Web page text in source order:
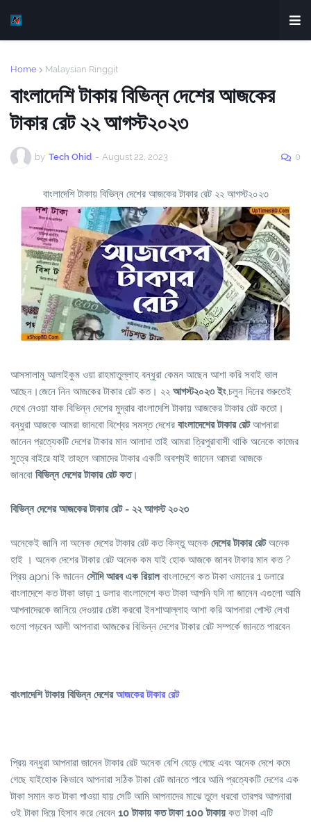
Home Malaysian Ringgit
বাংলাদেশি টাকায় বিভিন্ন দেশের আজকের
টাকার রেট ২২ আগস্ট২০২৩
by Tech Ohid - August 22, 2023 0
বাংলাদেশি টাকায় বিভিন্ন দেশের আজকের টাকার রেট ২২ আগস্ট২০২৩
আসসালামু আলাইকুম ওয়া রাহমাতুল্লাহ বন্ধুরা কেমন আছেন আশা করি সবাই ভাল
আছেন।জেনে নিন আজকের টাকার রেট কত। ২২ আগস্ট২০২৩ ইং,চলুন দিনের শুরুতেই
দেখে নেওয়া যাক বিভিন্ন দেশের মুদ্রার বাংলাদেশি টাকায় আজকের টাকার রেট কতো।
বন্ধুরা আজকে আমরা জানবো বিশ্বের সমস্ত দেশের বাংলাদেশের টাকার রেটআপনারা
জানেন প্রত্যেকটি দেশের টাকার মান আলাদা তাই আমরা ত্রিপুরাবাসী থাকি অনেকে কাজের
সুত্রে বাইরে যাই তাহলে আমাদের টাকার একটি অবশ্যই জানেন আমরা আজকে
জানবো বিভিন্ন দেশের টাকার রেট কত।
বিভিন্ন দেশের আজকের টাকার রেট - ২২ আগস্ট ২০২৩
অনেকেই জানি না অনেক দেশের টাকার রেট কত কিন্তু অনেক দেশের টাকার রেটঅনেক
হাই । অনেক দেশের টাকার রেট অনেক কম যাই হোক আজকে জানব টাকার মান কত ?
প্রিয় apni কি জানেন সৌদি আরব এক রিয়ালবাংলাদেশে কত টাকা ওমানের 1 ডলারে
বাংলাদেশে কত টাকা ভাড়া 1 ডলার বাংলাদেশে কত টাকা আপনি যদি না জানেন এগুলো আমি
আপনাদেরকে জানিয়ে দেওয়ার চেষ্টা করবো ইনশাআল্লাহ আশা করি আপনারা পোস্ট লেখা
গুলো পড়বেন আলী আপনারা আজকের বিভিন্ন দেশের টাকার রেট সম্পর্কে জানতে পারবেন
বাংলাদেশি টাকায় বিভিন্ন দেশেরআজকের টাকার রেট
প্রিয় বন্ধুরা আপনারা জানেন টাকার রেট অনেক বেশি বেড়ে গেছে এবং অনেক দেশে কমে
গেছে যাইহোক কিভাবে আপনারা সঠিক টাকা রেট জানতে পারে আমি প্রত্যেকটি দেশের এক
টাকা সমান কত টাকা পাওয়া যায় সেটি আমি আপনাদের মাঝে তুলে ধরবো তারপর আপনারা
ওই টাকা দিয়ে হিসাব করে নেবেন 10 টাকায় কত টাকা 100 টাকায় কত টাকা এটি